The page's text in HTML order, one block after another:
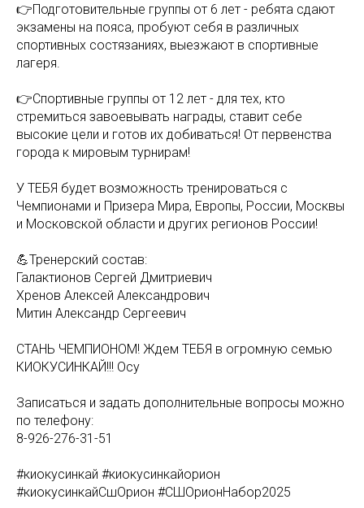
👉Подготовительные группы от 6 лет - ребята сдают
экзамены на пояса, пробуют себя в различных
спортивных состязаниях, выезжают в спортивные
лагеря.
👉Спортивные группы от 12 лет - для тех, кто
стремиться завоевывать награды, ставит себе
высокие цели и готов их добиваться! От первенства
города к мировым турнирам!
У ТЕБЯ будет возможность тренироваться с
Чемпионами и Призера Мира, Европы, России, Москвы
и Московской области и других регионов России!
💪Тренерский состав:
Галактионов Сергей Дмитриевич
Хренов Алексей Александрович
Митин Александр Сергеевич
СТАНЬ ЧЕМПИОНОМ! Ждем ТЕБЯ в огромную семью
КИОКУСИНКАЙ!!! Осу
Записаться и задать дополнительные вопросы можно
по телефону:
8-926-276-31-51
#киокусинкай #киокусинкайорион
#киокусинкайСшОрион #СШОрионНабор2025